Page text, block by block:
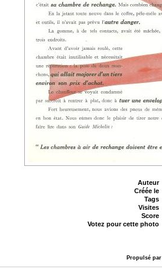
Auteur
Créée le
Tags
Visites
Score
Votez pour cette photo
Propulsé par